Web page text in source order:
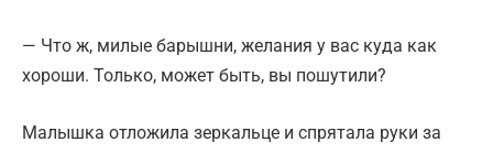
— Что ж, милые барышни, желания у вас куда как
хороши. Только, может быть, вы пошутили?
Малышка отложила зеркальце и спрятала руки за